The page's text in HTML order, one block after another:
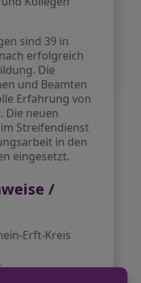
sind 39 in
erfolgreich
Die
und Beamten
Erfahrung von
Die neuen
Streifendienst
in den
eingesetzt.
/
Erft-Kreis